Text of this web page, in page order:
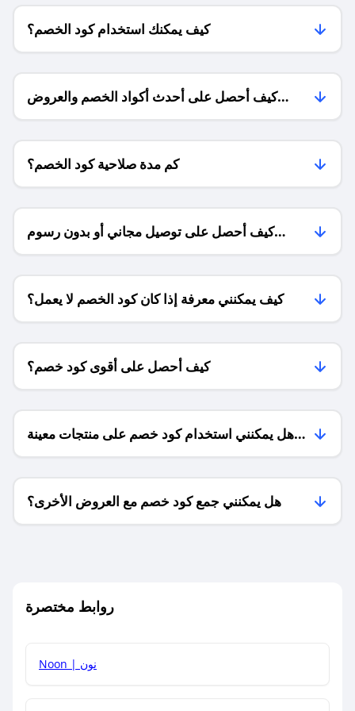
كيف يمكنك استخدام كود الخصم؟
كيف أحصل على أحدث أكواد الخصم والعروض
للمتاجر؟
كم مدة صلاحية كود الخصم؟
كيف أحصل على توصيل مجاني أو بدون رسوم
الشحن ؟
كيف يمكنني معرفة إذا كان كود الخصم لا يعمل؟
كيف أحصل على أقوى كود خصم؟
هل يمكنني استخدام كود خصم على منتجات معينة
فقط؟
هل يمكنني جمع كود خصم مع العروض الأخرى؟
روابط مختصرة
Noon | نون